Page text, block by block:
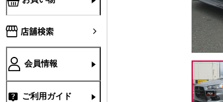
店舗検索
会員情報
ご利用ガイド